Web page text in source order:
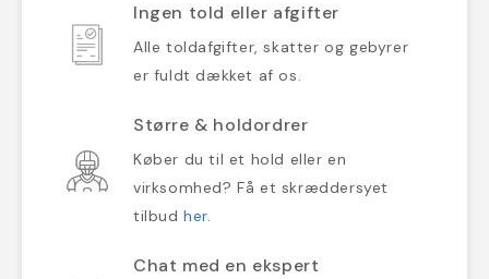
Ingen told eller afgifter
Alle toldafgifter, skatter og gebyrer
er fuldt dækket af os.
Større & holdordrer
Køber du til et hold eller en
virksomhed? Få et skræddersyet
tilbudher.
Chat med en ekspert